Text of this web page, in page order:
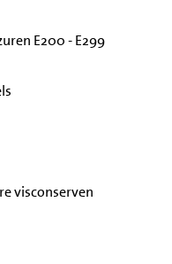
E200 - E299
visconserven